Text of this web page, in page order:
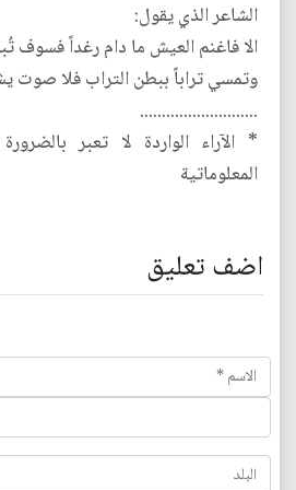
الشاعر الذي يقول:
الا فاغنم العيش ما دام رغداً فسوف
وتمسي تراباً ببطن التراب فلا صوت
...........................
* الآراء الواردة لا تعبر
المعلوماتية
اضف تعليق